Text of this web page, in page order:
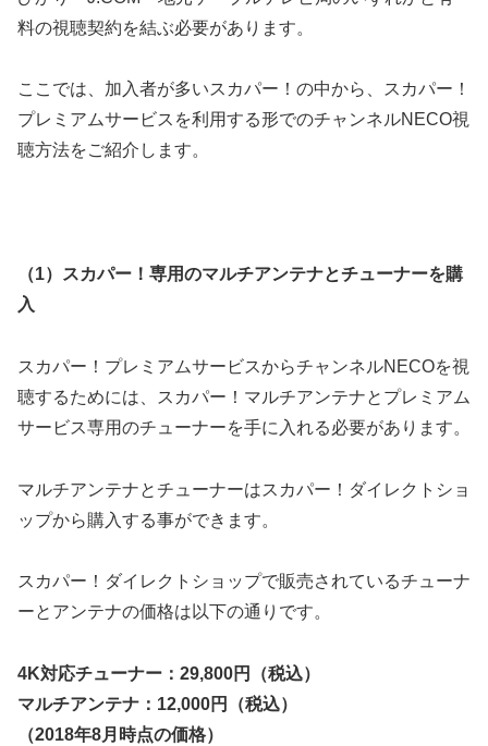
料の視聴契約を結ぶ必要があります。
ここでは、加入者が多いスカパー！の中から、スカパー！
プレミアムサービスを利用する形でのチャンネルNECO視
聴方法をご紹介します。
（1）スカパー！専用のマルチアンテナとチューナーを購
入
スカパー！プレミアムサービスからチャンネルNECOを視
聴するためには、スカパー！マルチアンテナとプレミアム
サービス専用のチューナーを手に入れる必要があります。
マルチアンテナとチューナーはスカパー！ダイレクトショ
ップから購入する事ができます。
スカパー！ダイレクトショップで販売されているチューナ
ーとアンテナの価格は以下の通りです。
4K対応チューナー：29,800円（税込）
マルチアンテナ：12,000円（税込）
（2018年8月時点の価格）